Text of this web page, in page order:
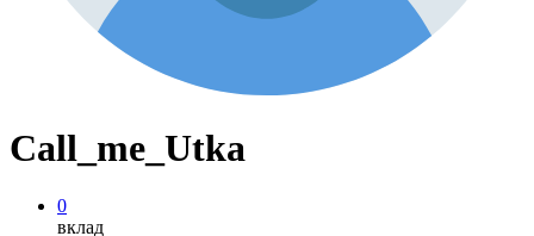
Call_me_Utka
0
вклад